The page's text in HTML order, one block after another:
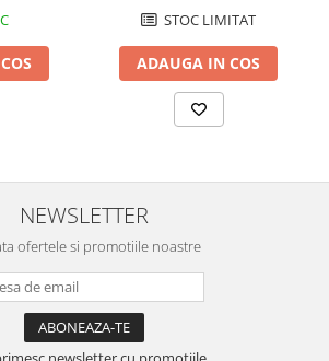
Curele
STOC LIMITAT
ADAUGA IN COS
NEWSLETTER
ofertele si promotiile noastre